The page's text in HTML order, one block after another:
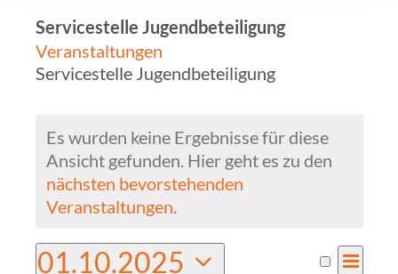
Servicestelle Jugendbeteiligung
Veranstaltungen
Servicestelle Jugendbeteiligung
Veranstaltungen
Hinweis
Es wurden keine Ergebnisse für diese
Ansicht gefunden. Hier geht es zu den
nächsten bevorstehenden
Veranstaltungen
SucheMonat
01.10.2025